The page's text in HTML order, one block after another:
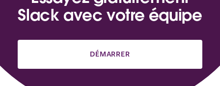
Slack avec votre équipe
DÉMARRER